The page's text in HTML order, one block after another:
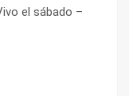
el sábado –